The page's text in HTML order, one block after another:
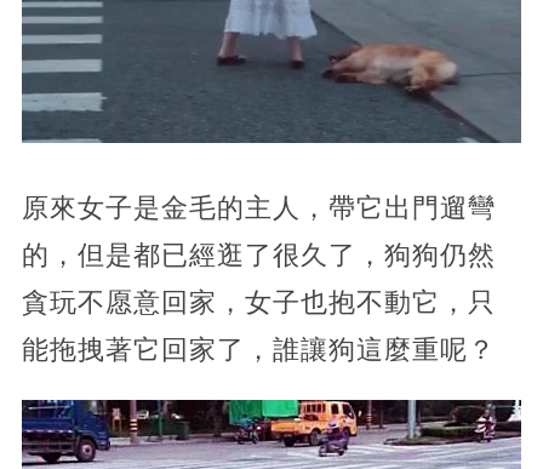
原來女子是金毛的主人，帶它出門遛彎
的，但是都已經逛了很久了，狗狗仍然
貪玩不愿意回家，女子也抱不動它，只
能拖拽著它回家了，誰讓狗這麼重呢？